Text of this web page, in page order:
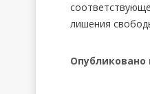
лишения
Опубликовано